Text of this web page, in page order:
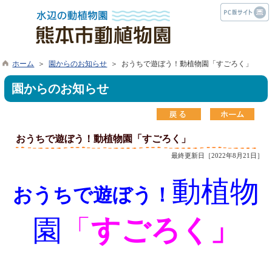
ホーム ＞ 園からのお知らせ ＞ おうちで遊ぼう！動植物園「すごろく」
園からのお知らせ
おうちで遊ぼう！動植物園「すごろく」
最終更新日［2022年8月21日］
おうちで遊ぼう！ 動植物
園
「 すごろく」